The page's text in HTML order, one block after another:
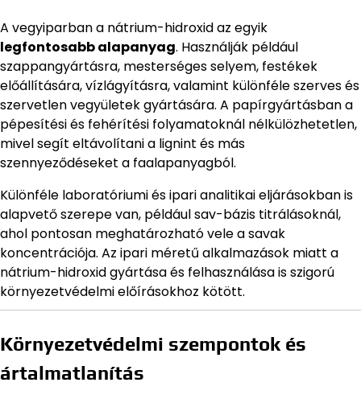
A vegyiparban a nátrium-hidroxid az egyik
legfontosabb alapanyag. Használják például
szappangyártásra, mesterséges selyem, festékek
előállítására, vízlágyításra, valamint különféle szerves és
szervetlen vegyületek gyártására. A papírgyártásban a
pépesítési és fehérítési folyamatoknál nélkülözhetetlen,
mivel segít eltávolítani a lignint és más
szennyeződéseket a faalapanyagból.
Különféle laboratóriumi és ipari analitikai eljárásokban is
alapvető szerepe van, például sav-bázis titrálásoknál,
ahol pontosan meghatározható vele a savak
koncentrációja. Az ipari méretű alkalmazások miatt a
nátrium-hidroxid gyártása és felhasználása is szigorú
környezetvédelmi előírásokhoz kötött.
Környezetvédelmi szempontok és
ártalmatlanítás